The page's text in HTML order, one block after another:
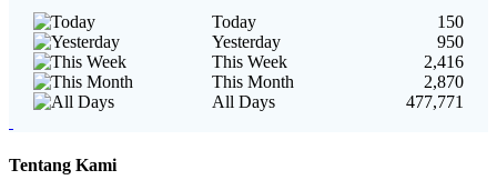
Today
150
Yesterday
950
This Week
2,416
This Month
2,870
All Days
477,771
Tentang Kami